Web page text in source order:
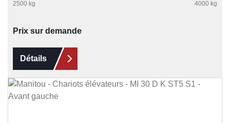
2500 kg
4000 kg
Prix sur demande
Détails